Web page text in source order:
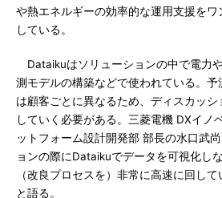
や熱エネルギーの効率的な運用支援をワ
している。
Dataikuはソリューションの中で電力
測モデルの構築などで使われている。
は顧客ごとに異なるため、ディスカッ
していく必要がある。三菱電機 DXイノ
ットフォーム設計開発部 部長の水口武
ョンの際にDataikuでデータを可視化し
（改良プロセスを）非常に高速に回して
と語る。